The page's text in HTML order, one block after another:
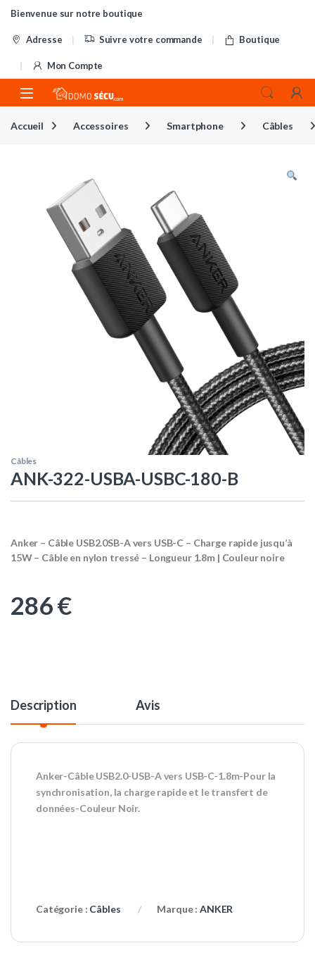
Skip to navigation
Skip to content
Bienvenue sur notre boutique
Adresse Suivre votre commande Boutique
Mon Compte
Accueil Accessoires Smartphone Câbles
Câbles
ANK-322-USBA-USBC-180-B
Anker – Câble USB2.0SB-A vers USB-C – Charge rapide jusqu’à
15W – Câble en nylon tressé – Longueur 1.8m | Couleur noire
286€
Description Avis
Anker-Câble USB2.0-USB-A vers USB-C-1.8m-Pour la
synchronisation, la charge rapide et le transfert de
données-Couleur Noir.
Catégorie : Câbles Marque : ANKER